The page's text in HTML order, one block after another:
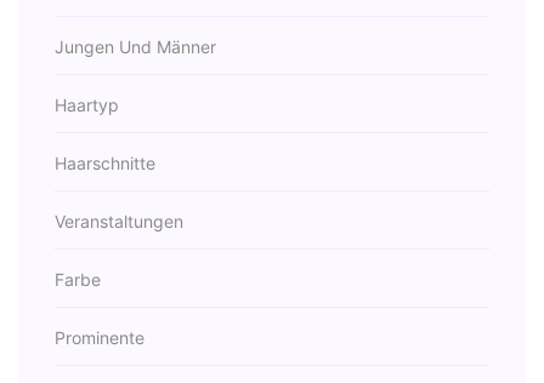
Jungen Und Männer
Haartyp
Haarschnitte
Veranstaltungen
Farbe
Prominente